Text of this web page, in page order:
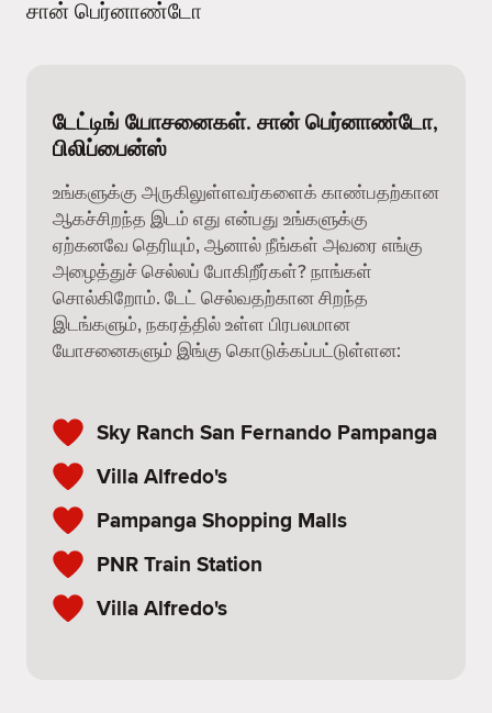
சான் பெர்னாண்டோ
டேட்டிங் யோசனைகள். சான் பெர்னாண்டோ,
பிலிப்பைன்ஸ்
உங்களுக்கு அருகிலுள்ளவர்களைக் காண்பதற்கான
ஆகச்சிறந்த இடம் எது என்பது உங்களுக்கு
ஏற்கனவே தெரியும், ஆனால் நீங்கள் அவரை எங்கு
அழைத்துச் செல்லப் போகிறீர்கள்? நாங்கள்
சொல்கிறோம். டேட் செல்வதற்கான சிறந்த
இடங்களும், நகரத்தில் உள்ள பிரபலமான
யோசனைகளும் இங்கு கொடுக்கப்பட்டுள்ளன:
Sky Ranch San Fernando Pampanga
Villa Alfredo's
Pampanga Shopping Malls
PNR Train Station
Villa Alfredo's